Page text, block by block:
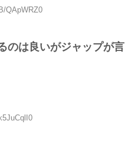
QApWRZ0
のは良いがジャップが言